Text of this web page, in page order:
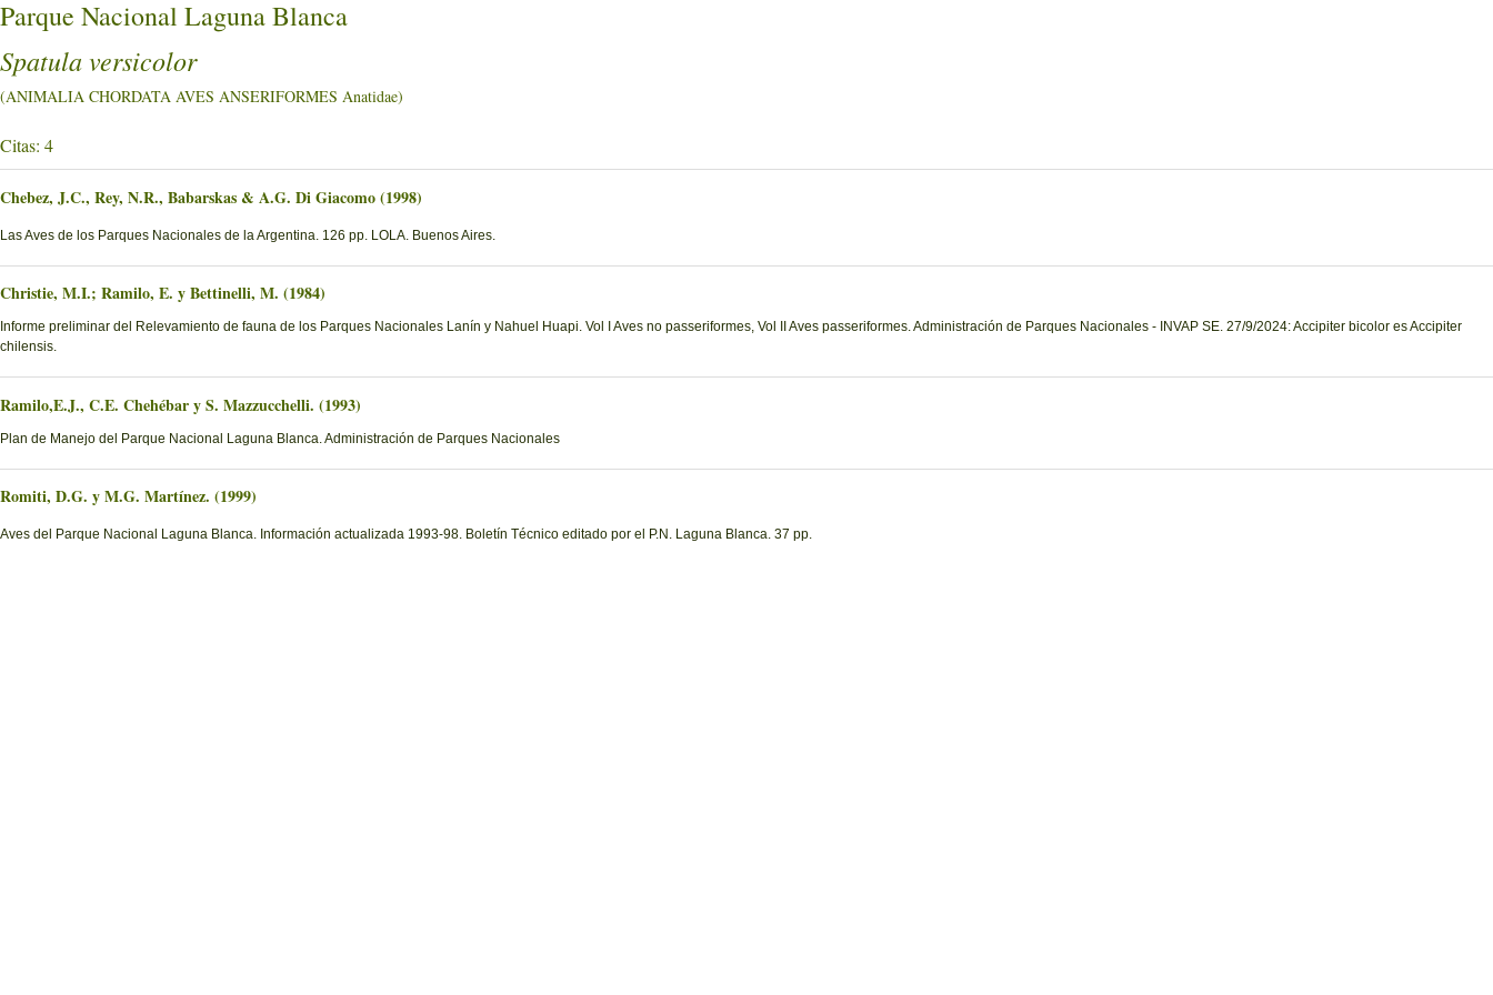
Parque Nacional Laguna Blanca
Spatula versicolor
(ANIMALIA CHORDATA AVES ANSERIFORMES Anatidae)
Citas: 4
Chebez, J.C., Rey, N.R., Babarskas & A.G. Di Giacomo (1998)
Las Aves de los Parques Nacionales de la Argentina. 126 pp. LOLA. Buenos Aires.
Christie, M.I.; Ramilo, E. y Bettinelli, M. (1984)
Informe preliminar del Relevamiento de fauna de los Parques Nacionales Lanín y Nahuel Huapi. Vol I Aves no passeriformes, Vol II Aves passeriformes. Administración de Parques Nacionales - INVAP SE. 27/9/2024: Accipiter bicolor es Accipiter
chilensis.
Ramilo,E.J., C.E. Chehébar y S. Mazzucchelli. (1993)
Plan de Manejo del Parque Nacional Laguna Blanca. Administración de Parques Nacionales
Romiti, D.G. y M.G. Martínez. (1999)
Aves del Parque Nacional Laguna Blanca. Información actualizada 1993-98. Boletín Técnico editado por el P.N. Laguna Blanca. 37 pp.